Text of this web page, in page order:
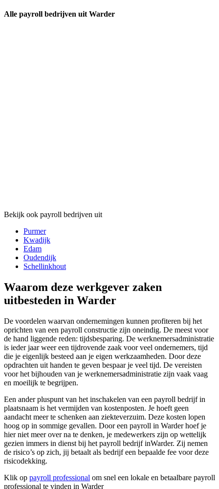
Alle payroll bedrijven uit Warder
Bekijk ook payroll bedrijven uit
Purmer
Kwadijk
Edam
Oudendijk
Schellinkhout
Waarom deze werkgever zaken
uitbesteden in Warder
De voordelen waarvan ondernemingen kunnen profiteren bij het
oprichten van een payroll constructie zijn oneindig. De meest voor
de hand liggende reden: tijdsbesparing. De werknemersadministratie
is ieder jaar weer een tijdrovende zaak voor veel ondernemers, tijd
die je eigenlijk besteed aan je eigen werkzaamheden. Door deze
opdrachten uit handen te geven bespaar je veel tijd. De vereisten
voor het bijhouden van je werknemersadministratie zijn vaak vaag
en moeilijk te begrijpen.
Een ander pluspunt van het inschakelen van een payroll bedrijf in
plaatsnaam is het vermijden van kostenposten. Je hoeft geen
aandacht meer te schenken aan ziekteverzuim. Deze kosten lopen
hoog op in sommige gevallen. Door een payroll in Warder hoef je
hier niet meer over na te denken, je medewerkers zijn op wettelijk
gezien immers in dienst bij het payroll bedrijf inWarder. Zij nemen
de risico’s op zich, jij betaalt als bedrijf een bepaalde fee voor deze
risicodekking.
Klik op payroll professional om snel een lokale en betaalbare payroll
professional te vinden in Warder